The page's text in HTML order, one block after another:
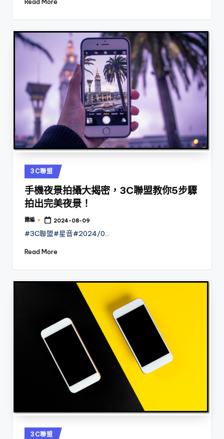
Posted
in
3C聯盟
手機夜景拍攝大揭密，3C聯盟教你5步驟
拍出完美夜景！
Posted
露編 2024-08-09
#3C聯盟#星音#2024/0…
Read More
Posted
3C聯盟